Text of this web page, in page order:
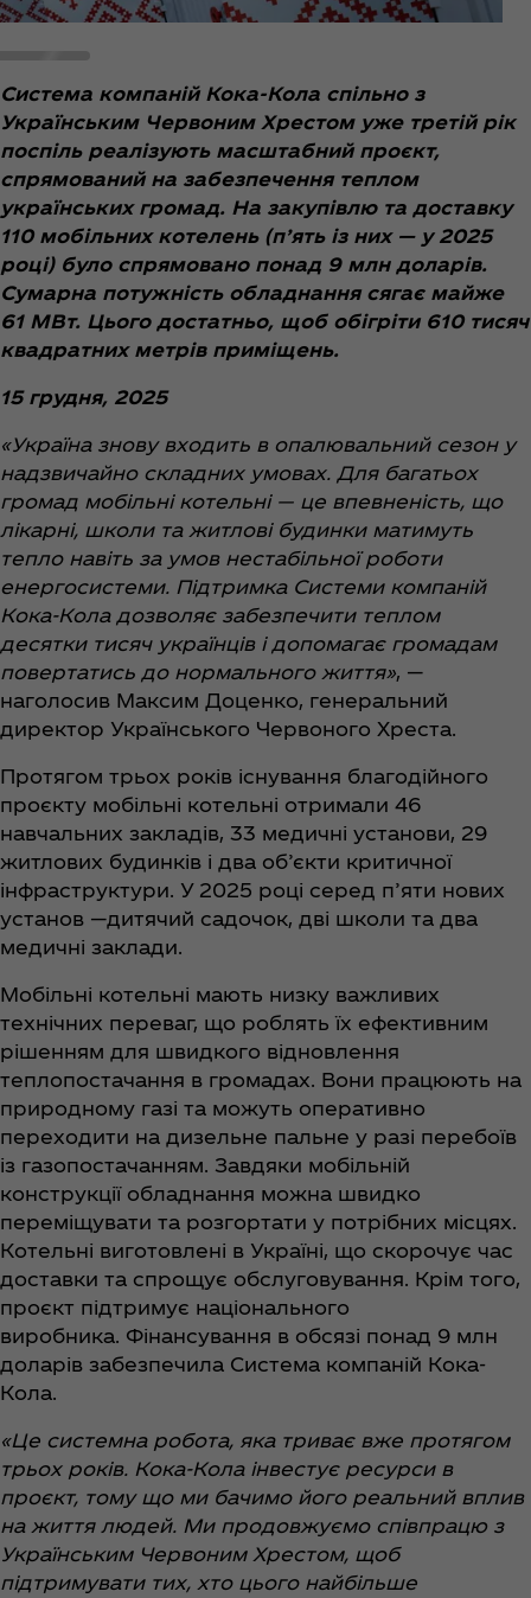
Система компаній Кока-Кола спільно з
Українським Червоним Хрестом уже третій рік
поспіль реалізують масштабний проєкт,
спрямований на забезпечення теплом
українських громад. На закупівлю та доставку
110 мобільних котелень (п’ять із них — у 2025
році) було спрямовано понад 9 млн доларів.
Сумарна потужність обладнання сягає майже
61 МВт. Цього достатньо, щоб обігріти 610 тисяч
квадратних метрів приміщень.
15 грудня, 2025
«Україна знову входить в опалювальний сезон у
надзвичайно складних умовах. Для багатьох
громад мобільні котельні — це впевненість, що
лікарні, школи та житлові будинки матимуть
тепло навіть за умов нестабільної роботи
енергосистеми. Підтримка Системи компаній
Кока-Кола дозволяє забезпечити теплом
десятки тисяч українців і допомагає громадам
повертатись до нормального життя», —
наголосив Максим Доценко, генеральний
директор Українського Червоного Хреста.
Протягом трьох років існування благодійного
проєкту мобільні котельні отримали 46
навчальних закладів, 33 медичні установи, 29
житлових будинків і два об’єкти критичної
інфраструктури. У 2025 році серед п’яти нових
установ —дитячий садочок, дві школи та два
медичні заклади.
Мобільні котельні мають низку важливих
технічних переваг, що роблять їх ефективним
рішенням для швидкого відновлення
теплопостачання в громадах. Вони працюють на
природному газі та можуть оперативно
переходити на дизельне пальне у разі перебоїв
із газопостачанням. Завдяки мобільній
конструкції обладнання можна швидко
переміщувати та розгортати у потрібних місцях.
Котельні виготовлені в Україні, що скорочує час
доставки та спрощує обслуговування. Крім того,
проєкт підтримує національного
виробника. Фінансування в обсязі понад 9 млн
доларів забезпечила Система компаній Кока-
Кола.
«Це системна робота, яка триває вже протягом
трьох років. Кока-Кола інвестує ресурси в
проєкт, тому що ми бачимо його реальний вплив
на життя людей. Ми продовжуємо співпрацю з
Українським Червоним Хрестом, щоб
підтримувати тих, хто цього найбільше